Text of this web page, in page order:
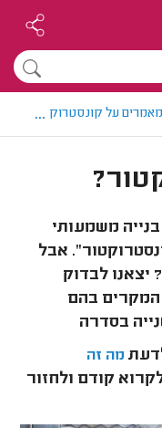
מאמרים על קונסטרוקטורים
...
משמעותי
אבל
יצאנו לבדוק
המקרים בהם
בסדרה
מה זה
קודם ולחזור